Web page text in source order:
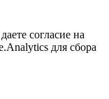
согласие на
для сбора